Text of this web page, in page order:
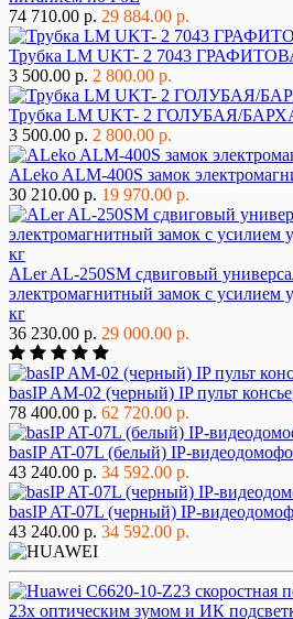
74 710.00 р. 29 884.00 р.
Трубка LM UKT- 2 7043
3 500.00 р. 2 800.00 р.
Трубка LM UKT- 2 ГОЛУБАЯ/
3 500.00 р. 2 800.00 р.
ALeko ALM-400S замок
30 210.00 р. 19 970.00 р.
ALer AL-250SM сдвиговый
электромагнитный замок с усилием
кг
36 230.00 р. 29 000.00 р.
basIP AM-02 (черный) IP пульт
78 400.00 р. 62 720.00 р.
basIP AT-07L (белый) IP-
43 240.00 р. 34 592.00 р.
basIP AT-07L (черный) IP-
43 240.00 р. 34 592.00 р.